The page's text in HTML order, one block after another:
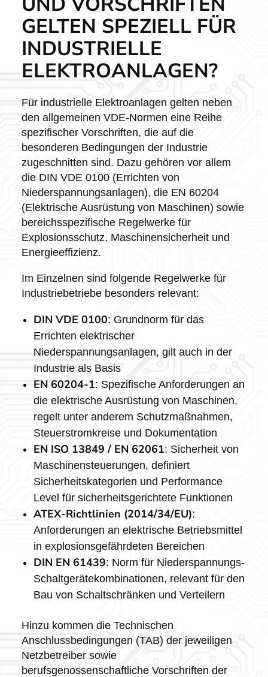
GELTEN SPEZIELL FÜR
INDUSTRIELLE
ELEKTROANLAGEN?
Für industrielle Elektroanlagen gelten neben
den allgemeinen VDE-Normen eine Reihe
spezifischer Vorschriften, die auf die
besonderen Bedingungen der Industrie
zugeschnitten sind. Dazu gehören vor allem
die DIN VDE 0100 (Errichten von
Niederspannungsanlagen), die EN 60204
(Elektrische Ausrüstung von Maschinen) sowie
bereichsspezifische Regelwerke für
Explosionsschutz, Maschinensicherheit und
Energieeffizienz.
Im Einzelnen sind folgende Regelwerke für
Industriebetriebe besonders relevant:
DIN VDE 0100: Grundnorm für das
Errichten elektrischer
Niederspannungsanlagen, gilt auch in der
Industrie als Basis
EN 60204-1: Spezifische Anforderungen an
die elektrische Ausrüstung von Maschinen,
regelt unter anderem Schutzmaßnahmen,
Steuerstromkreise und Dokumentation
EN ISO 13849 / EN 62061: Sicherheit von
Maschinensteuerungen, definiert
Sicherheitskategorien und Performance
Level für sicherheitsgerichtete Funktionen
ATEX-Richtlinien (2014/34/EU):
Anforderungen an elektrische Betriebsmittel
in explosionsgefährdeten Bereichen
DIN EN 61439: Norm für Niederspannungs-
Schaltgerätekombinationen, relevant für den
Bau von Schaltschränken und Verteilern
Hinzu kommen die Technischen
Anschlussbedingungen (TAB) der jeweiligen
Netzbetreiber sowie
berufsgenossenschaftliche Vorschriften der